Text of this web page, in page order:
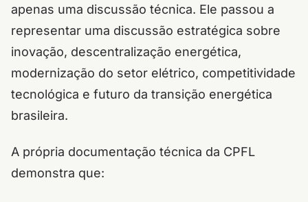
apenas uma discussão técnica. Ele passou a
representar uma discussão estratégica sobre
inovação, descentralização energética,
modernização do setor elétrico, competitividade
tecnológica e futuro da transição energética
brasileira.
A própria documentação técnica da CPFL
demonstra que: